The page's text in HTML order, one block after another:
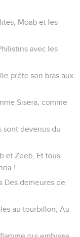
Moab et les
avec les
prête son bras aux
Sisera, comme
sont devenus du
et Zeeb, Et tous
!
Des demeures de
au tourbillon, Au